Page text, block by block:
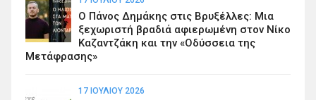
Ο Πάνος Δημάκης στις Βρυξέλλες: Μια
ξεχωριστή βραδιά αφιερωμένη στον Νίκο
Καζαντζάκη και την «Οδύσσεια της
Μετάφρασης»
17 ΙΟΥΛΊΟΥ 2026